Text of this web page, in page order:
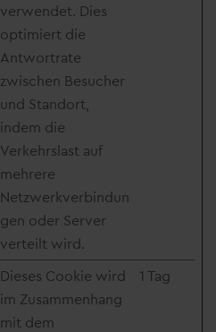
verwendet. Dies
optimiert die
Antwortrate
zwischen Besucher
und Standort,
indem die
Verkehrslast auf
mehrere
Netzwerkverbindun
gen oder Server
verteilt wird.
Dieses Cookie wird
im Zusammenhang
mit dem
1 Tag